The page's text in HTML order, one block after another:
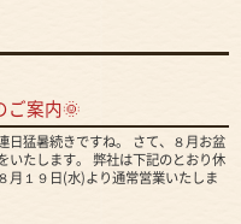
ご案内🌞
日猛暑続きですね。 さて、８月お盆
いたします。 弊社は下記のとおり休
月１９日(水)より通常営業いたしま